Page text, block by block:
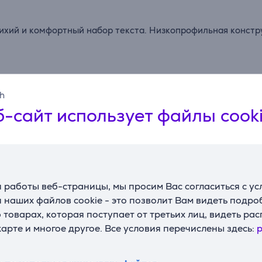
сайт использует файлы
веб-страницы, мы просим Вас согласиться с
наших файлов cookie - это позволит Вам видеть
которая поступает от третьих лиц, видеть
и многое другое. Все условия перечислены здесь:
и комфортный набор текста. Низкопрофильная
мгновенно адаптирует функции клавиш для работы с
пяти недель работы без подзарядки.
Подходящие товары